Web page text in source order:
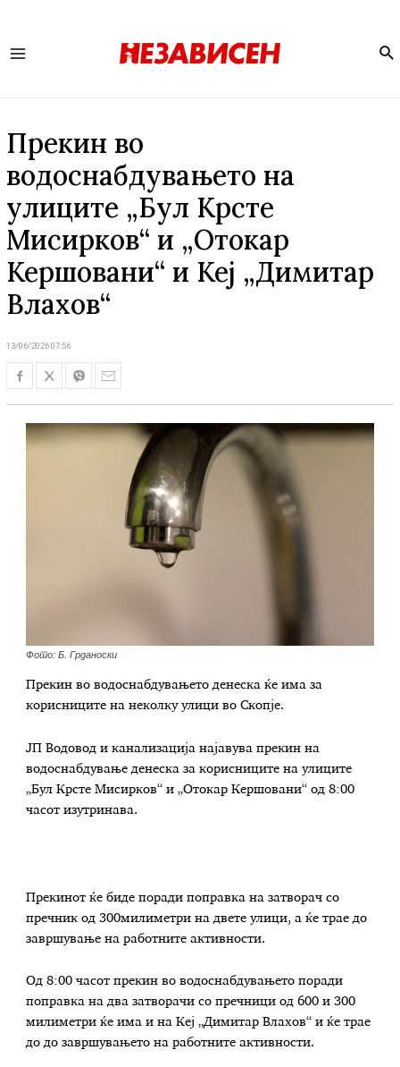
Прекин во
водоснабдувањето на
улиците „Бул Крсте
Мисирков“ и „Отокар
Кершовани“ и Кеј „Димитар
Влахов“
13/06/2026 07:56
Фото: Б. Грданоски
Прекин во водоснабдувањето денеска ќе има за
корисниците на неколку улици во Скопје.
ЈП Водовод и канализација најавува прекин на
водоснабдување денеска за корисниците на улиците
„Бул Крсте Мисирков“ и „Отокар Кершовани“ од 8:00
часот изутринава.
Прекинот ќе биде поради поправка на затворач со
пречник од 300милиметри на двете улици, а ќе трае до
завршување на работните активности.
Од 8:00 часот прекин во водоснабдувањето поради
поправка на два затворачи со пречници од 600 и 300
милиметри ќе има и на Кеј „Димитар Влахов“ и ќе трае
до до завршувањето на работните активности.